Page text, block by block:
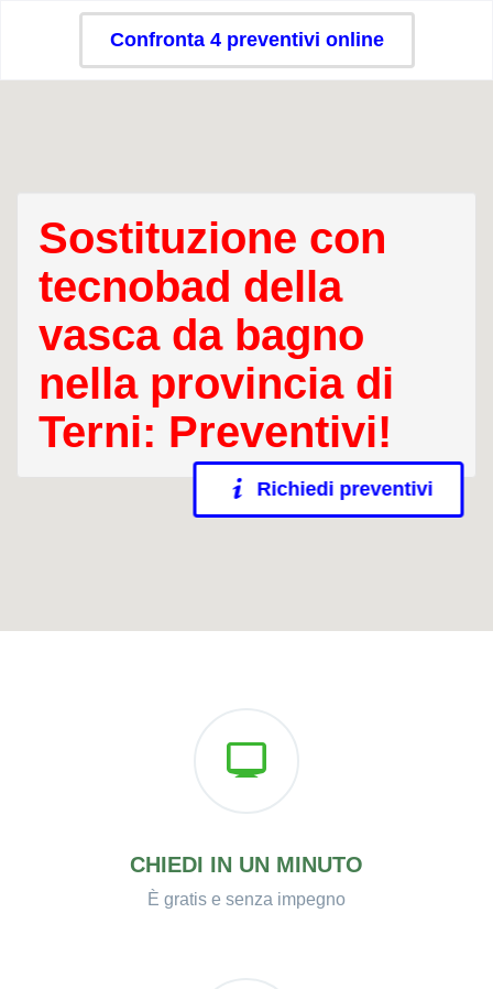
Confronta 4 preventivi online
Sostituzione con
tecnobad della
vasca da bagno
nella provincia di
Terni: Preventivi!
Richiedi preventivi
CHIEDI IN UN MINUTO
È gratis e senza impegno